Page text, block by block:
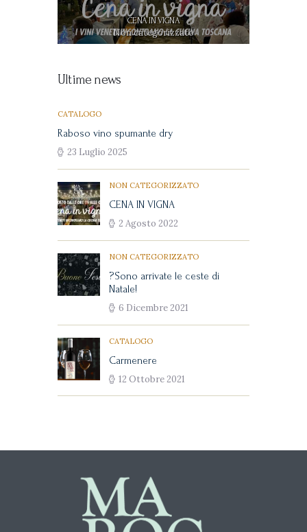
CENA IN VIGNA
Non categorizzato
Ultime news
CATALOGO
Raboso vino spumante dry
23 Luglio 2025
NON CATEGORIZZATO
CENA IN VIGNA
2 Agosto 2022
NON CATEGORIZZATO
?Sono arrivate le ceste di
Natale!
6 Dicembre 2021
CATALOGO
Carmenere
12 Ottobre 2021